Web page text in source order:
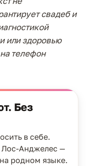
свадеб и
или здоровью
телефон
Без
в себе.
Анджелес —
родном языке.